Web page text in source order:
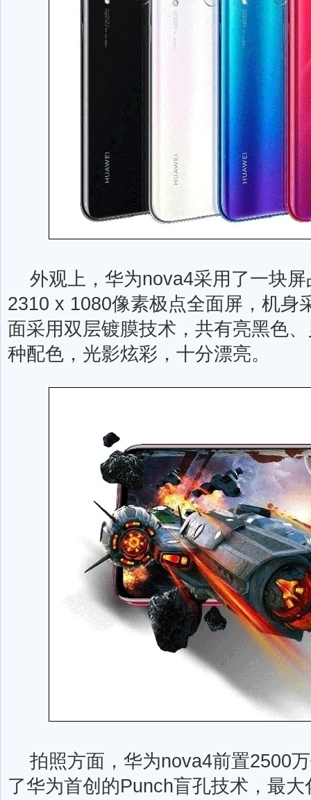
外观上，华为nova4采用了一块屏
2310 x 1080像素极点全面屏，机身
面采用双层镀膜技术，共有亮黑色
种配色，光影炫彩，十分漂亮。
拍照方面，华为nova4前置2500
了华为首创的Punch盲孔技术，最